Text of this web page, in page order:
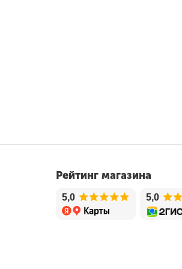
Рейтинг магазина
5,0 5,0